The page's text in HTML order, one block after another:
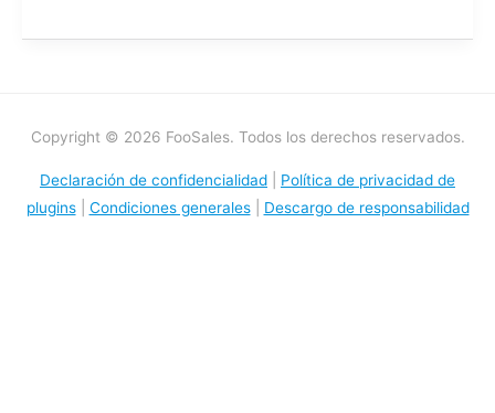
Copyright © 2026 FooSales. Todos los derechos reservados.
Declaración de confidencialidad
Política de privacidad de
plugins| Condiciones generales| Descargo de responsabilidad